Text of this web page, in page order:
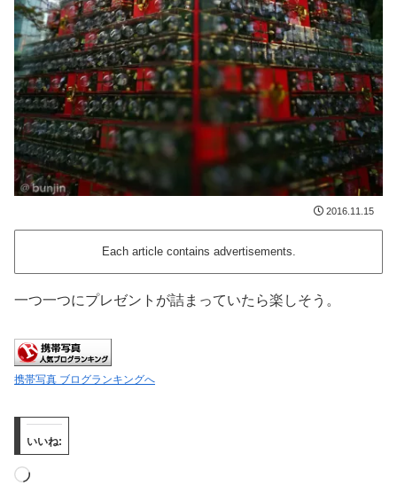
2016.11.15
Each article contains advertisements.
一つ一つにプレゼントが詰まっていたら楽しそう。
携帯写真 ブログランキングへ
いいね:
読